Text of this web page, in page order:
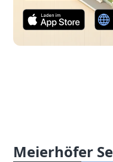
Meierhöfer